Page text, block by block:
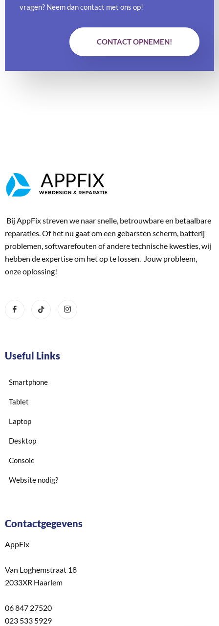
vragen? Neem dan contact met ons op!
CONTACT OPNEMEN!
Bij AppFix streven we naar snelle, betrouwbare en betaalbare
reparaties. Of het nu gaat om een gebarsten scherm, batterij
problemen, softwarefouten of andere technische kwesties, wij
hebben de expertise om het op te lossen. Jouw probleem,
onze oplossing!
Useful Links
Smartphone
Tablet
Laptop
Desktop
Console
Website nodig?
Contactgegevens
AppFix
Van Loghemstraat 18
2033XR Haarlem
06 847 27520
023 533 5929